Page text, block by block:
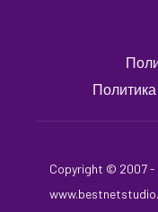
Copyright © 2007 -